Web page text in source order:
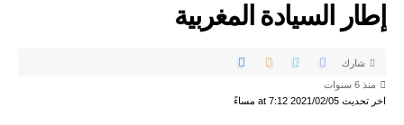
إطار السيادة المغربية
اخر تحديث 2021/02/05 at 7:12 مساءً
منذ 6 سنوات
شارك